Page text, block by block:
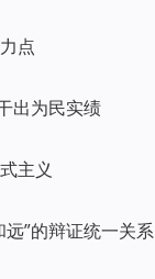
点
出为民实绩
主义
”的辩证统一关系